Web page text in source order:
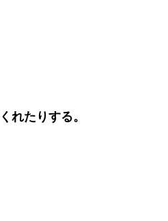
れたりする。